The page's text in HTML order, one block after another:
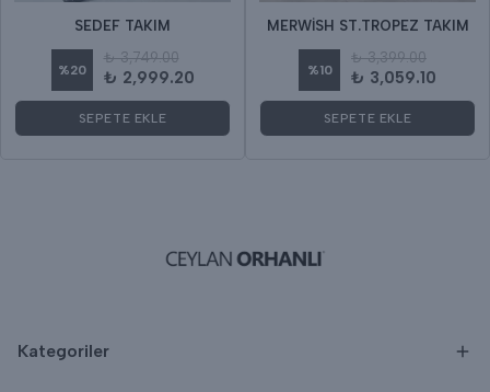
SEDEF TAKIM
%20
₺ 3,749.00
₺ 2,999.20
SEPETE EKLE
MERWİSH ST.TROPEZ TAKIM
%10
₺ 3,399.00
₺ 3,059.10
SEPETE EKLE
Kategoriler